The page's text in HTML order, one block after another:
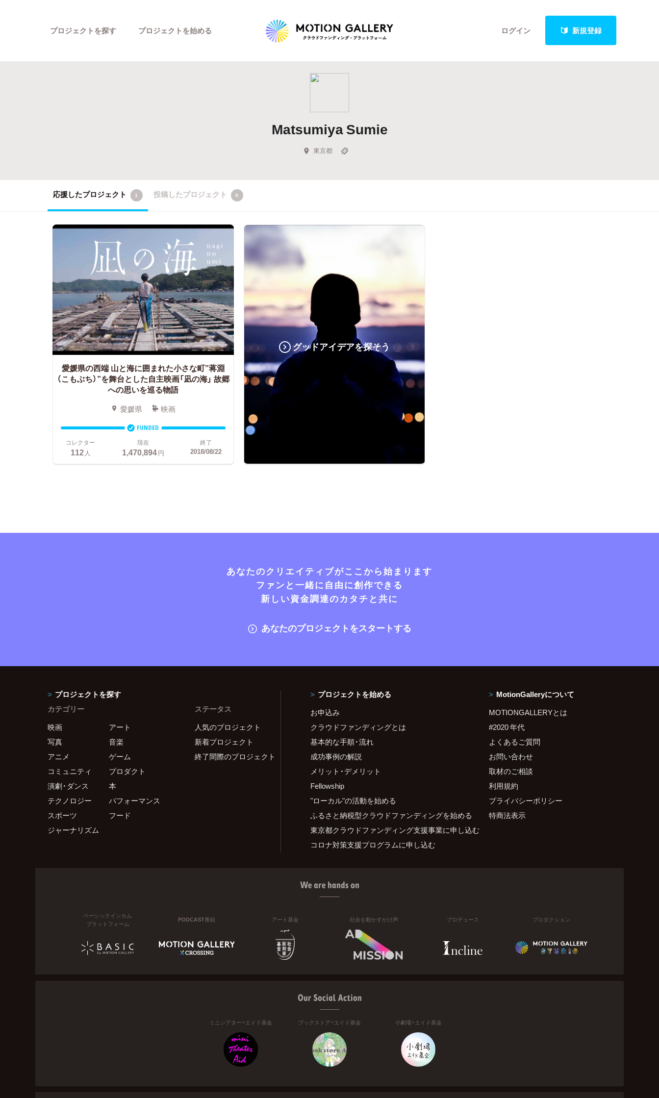
ログイン 新規登録
プロジェクトを探す
Highlight
Feature
キュレーターから探す
プロジェクトを始める
Matsumiya Sumie
東京都
応援したプロジェクト 1 投稿したプロジェクト 0
愛媛県の西端 山と海に囲まれた小さな町”蒋淵
（こもぶち）”を舞台とした自主映画「凪の海」 故郷
への思いを巡る物語
愛媛県 映画
FUNDED
コレクター
112人
現在
1,470,894円
終了
2018/08/22
グッドアイデアを探そう
あなたのクリエイティブがここから始まります
ファンと一緒に自由に創作できる
新しい資金調達のカタチと共に
あなたのプロジェクトをスタートする
プロジェクトを探す
カテゴリー
映画
アート
写真
音楽
アニメ
ゲーム
コミュニティ
プロダクト
演劇・ダンス
本
テクノロジー
パフォーマンス
スポーツ
フード
ジャーナリズム
ステータス
人気のプロジェクト
新着プロジェクト
終了間際のプロジェクト
プロジェクトを始める
お申込み
クラウドファンディングとは
基本的な手順・流れ
成功事例の解説
メリット・デメリット
Fellowship
"ローカル"の活動を始める
ふるさと納税型クラウドファンディングを始める
東京都クラウドファンディング支援事業に申し込む
コロナ対策支援プログラムに申し込む
MotionGalleryについて
MOTIONGALLERYとは
#2020 年代
よくあるご質問
お問い合わせ
取材のご相談
利用規約
プライバシーポリシー
特商法表示
We are hands on
ベーシックインカム
プラットフォーム
PODCAST番組 アート基金 社会を動かすかけ声 プロデュース プロダクション
Our Social Action
ミニシアター・エイド基金 ブックストア・エイド基金 小劇場・エイド基金